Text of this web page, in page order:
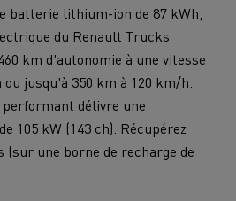
batterie lithium-ion de 87 kWh,
du Renault Trucks
km d'autonomie à une vitesse
jusqu'à 350 km à 120 km/h.
délivre une
105 kW (143 ch). Récupérez
(sur une borne de recharge de